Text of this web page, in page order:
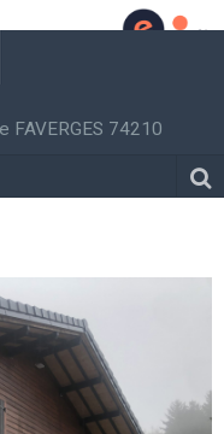
FAVERGES 74210